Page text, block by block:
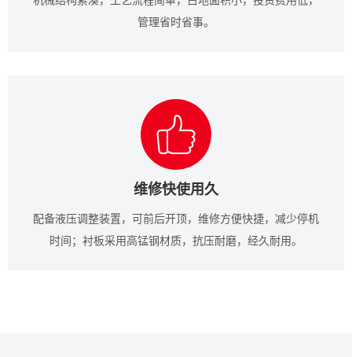
管理省时省事。
维修快使用久
配备液压调整装置，可前后开顶，维修方便快捷，减少停机
时间；衬板采用高锰钢材质，抗压耐磨，经久耐用。